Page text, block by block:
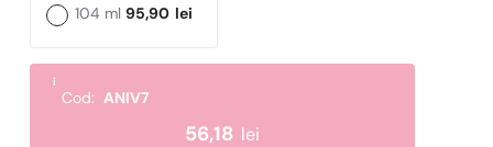
95,90 lei
104 ml
i
Cod:ANIV7
56,18 lei